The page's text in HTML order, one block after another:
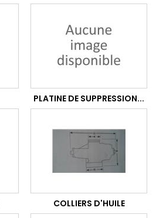
PLATINE DE SUPPRESSION...
COLLIERS D'HUILE